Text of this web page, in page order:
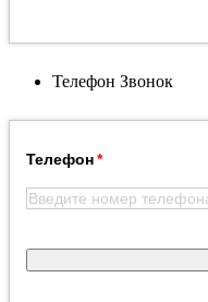
Телефон Звонок
Телефон